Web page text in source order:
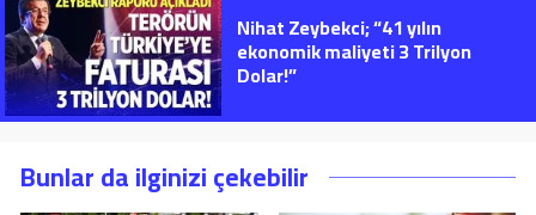
Nihat Zeybekci; “41 yılın
ekonomik maliyeti 3 Trilyon
Dolar!”
Bunlar da ilginizi çekebilir